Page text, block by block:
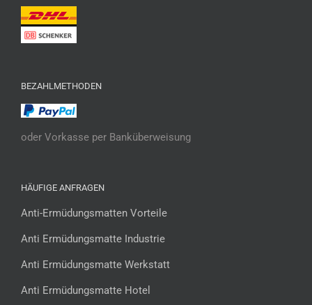
BEZAHLMETHODEN
oder Vorkasse per Banküberweisung
HÄUFIGE ANFRAGEN
Anti-Ermüdungsmatten Vorteile
Anti Ermüdungsmatte Industrie
Anti Ermüdungsmatte Werkstatt
Anti Ermüdungsmatte Hotel